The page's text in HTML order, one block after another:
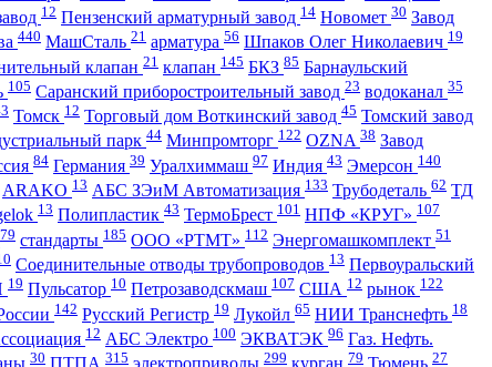
12 Пензенский арматурный завод 14 Новомет 30 Завод
440 МашСталь 21 арматура 56 Шпаков Олег Николаевич 19
клапан 21 клапан 145 БКЗ 85 Барнаульский
105 Саранский приборостроительный завод 23 водоканал 35
Томск 12 Торговый дом Воткинский завод 45 Томский завод
парк 44 Минпромторг 122 OZNA 38 Завод
84 Германия 39 Уралхиммаш 97 Индия 43 Эмерсон 140
ARAKO 13 АБС ЗЭиМ Автоматизация 133 Трубодеталь 62 ТД
13 Полипластик 43 ТермоБрест 101 НПФ «КРУГ» 107
79 стандарты 185 ООО «РТМТ» 112 Энергомашкомплект 51
Соединительные отводы трубопроводов 13 Первоуральский
19 Пульсатор 10 Петрозаводскмаш 107 США 12 рынок 122
142 Русский Регистр 19 Лукойл 65 НИИ Транснефть 18
12 АБС Электро 100 ЭКВАТЭК 96 Газ. Нефть.
30 315 299 79 27